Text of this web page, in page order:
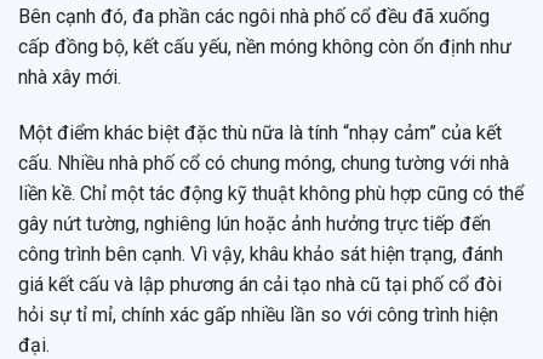
Bên cạnh đó, đa phần các ngôi nhà phố cổ đều đã xuống
cấp đồng bộ, kết cấu yếu, nền móng không còn ổn định như
nhà xây mới.
Một điểm khác biệt đặc thù nữa là tính “nhạy cảm” của kết
cấu. Nhiều nhà phố cổ có chung móng, chung tường với nhà
liền kề. Chỉ một tác động kỹ thuật không phù hợp cũng có thể
gây nứt tường, nghiêng lún hoặc ảnh hưởng trực tiếp đến
công trình bên cạnh. Vì vậy, khâu khảo sát hiện trạng, đánh
giá kết cấu và lập phương án cải tạo nhà cũ tại phố cổ đòi
hỏi sự tỉ mỉ, chính xác gấp nhiều lần so với công trình hiện
đại.